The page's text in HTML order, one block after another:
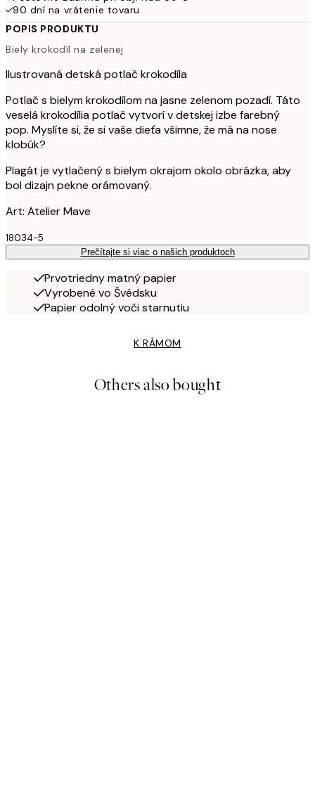
90 dní na vrátenie tovaru
POPIS PRODUKTU
Biely krokodíl na zelenej
Ilustrovaná detská potlač krokodíla
Potlač s bielym krokodílom na jasne zelenom pozadí. Táto
veselá krokodília potlač vytvorí v detskej izbe farebný
pop. Myslíte si, že si vaše dieťa všimne, že má na nose
klobúk?
Plagát je vytlačený s bielym okrajom okolo obrázka, aby
bol dizajn pekne orámovaný.
Art: Atelier Mave
18034-5
Prečítajte si viac o našich produktoch
Prvotriedny matný papier
Vyrobené vo Švédsku
Papier odolný voči starnutiu
K RÁMOM
Others also bought